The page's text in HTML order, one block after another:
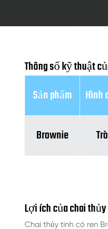
Thông số kỹ thuật
Sản phẩm
Hình
Brownie
Lợi ích của chai
Chai thủy tinh có ren